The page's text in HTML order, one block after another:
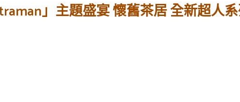
」主題盛宴 懷舊茶居 全新超人